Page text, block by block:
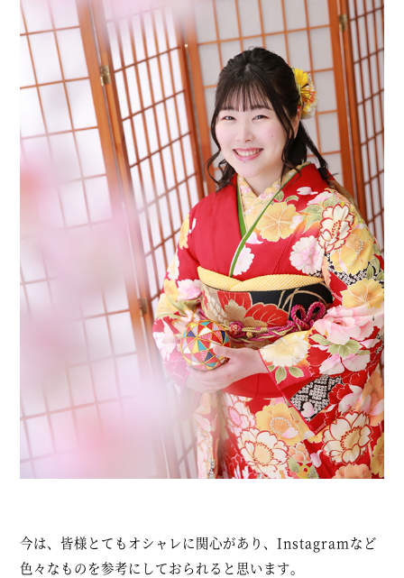
今は、皆様とてもオシャレに関心があり、Instagramなど
色々なものを参考にしておられると思います。